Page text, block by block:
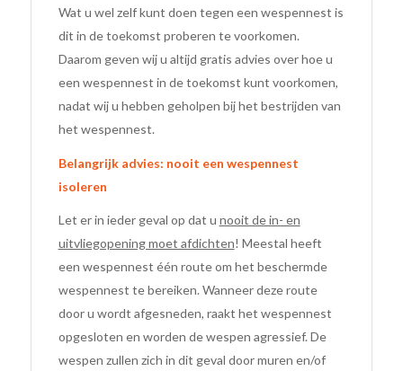
Wat u wel zelf kunt doen tegen een wespennest is
dit in de toekomst proberen te voorkomen.
Daarom geven wij u altijd gratis advies over hoe u
een wespennest in de toekomst kunt voorkomen,
nadat wij u hebben geholpen bij het bestrijden van
het wespennest.
Belangrijk advies: nooit een wespennest
isoleren
Let er in ieder geval op dat u nooit de in- en
uitvliegopening moet afdichten! Meestal heeft
een wespennest één route om het beschermde
wespennest te bereiken. Wanneer deze route
door u wordt afgesneden, raakt het wespennest
opgesloten en worden de wespen agressief. De
wespen zullen zich in dit geval door muren en/of